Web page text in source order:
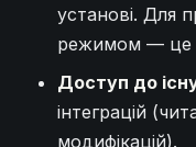
установі. Для
режимом — це
Доступ до
інтеграцій
модифікацій).